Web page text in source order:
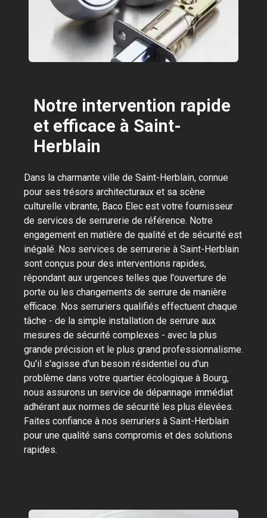
Notre intervention rapide
et efficace à Saint-
Herblain
Dans la charmante ville de Saint-Herblain, connue
pour ses trésors architecturaux et sa scène
culturelle vibrante, Baco Elec est votre fournisseur
de services de serrurerie de référence. Notre
engagement en matière de qualité et de sécurité est
inégalé. Nos services de serrurerie à Saint-Herblain
sont conçus pour des interventions rapides,
répondant aux urgences telles que l'ouverture de
porte ou les changements de serrure de manière
efficace. Nos serruriers qualifiés effectuent chaque
tâche - de la simple installation de serrure aux
mesures de sécurité complexes - avec la plus
grande précision et le plus grand professionnalisme.
Qu'il s'agisse d'un besoin résidentiel ou d'un
problème dans votre quartier écologique à Bourg,
nous assurons un service de dépannage immédiat
adhérant aux normes de sécurité les plus élevées.
Faites confiance à nos serruriers à Saint-Herblain
pour une qualité sans compromis et des solutions
rapides.